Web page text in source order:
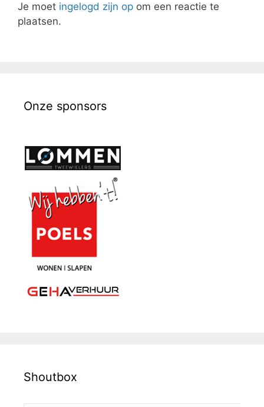
Je moet ingelogd zijn op om een reactie te
plaatsen.
Onze sponsors
Shoutbox